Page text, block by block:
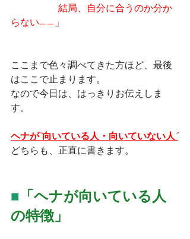
結局、自分に合うのか分か
らない——」
ここまで色々調べてきた方ほど、最後
はここで止まります。
なので今日は、はっきりお伝えしま
す。
ヘナが“向いている人・向いていない人”
どちらも、正直に書きます。
■ 「ヘナが向いている人
の特徴」